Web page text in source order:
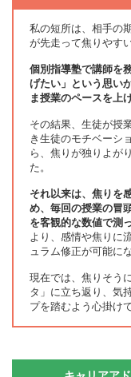
私の短所は、相手の
が先走って焦りやす
個別指導塾で講師を
げたい」という思い
ま授業のペースを上
その結果、生徒が授
き生徒のモチベーシ
ら、焦りが独りよが
た。
それ以来は、焦りを
め、毎回の授業の冒
を客観的な数値で測
より、感情や焦りに
ュラム修正が可能に
現在では、焦りそう
タ」に立ち返り、気
プを踏むよう心掛け